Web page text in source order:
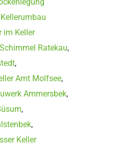
Kellerumbau
im Keller
Schimmel Ratekau,
,
Amt Molfsee,
Ammersbek,
,
,
Keller